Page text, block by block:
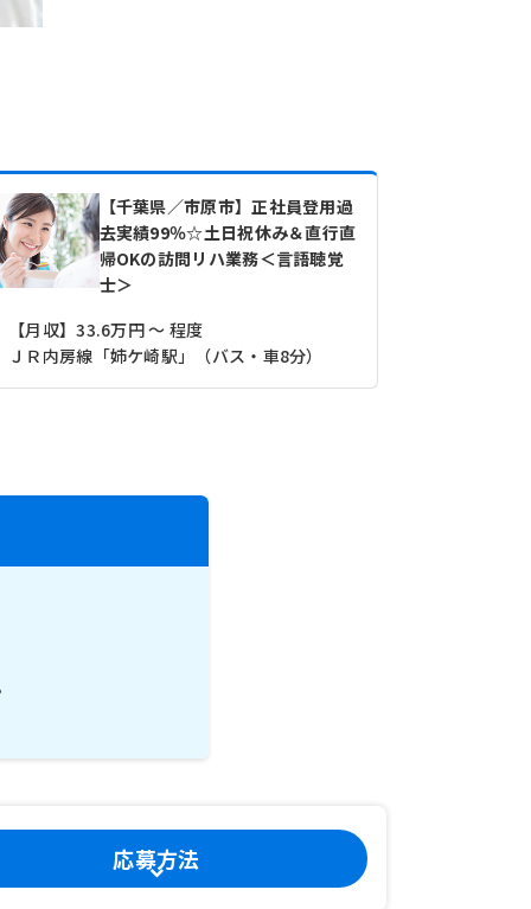
【千葉県／市原市】正社員登用過
去実績99％☆土日祝休み＆直行直
帰OKの訪問リハ業務＜言語聴覚
士＞
【月収】33.6万円 ～ 程度
ＪＲ内房線「姉ケ崎駅」（バス・車8分）
応募方法